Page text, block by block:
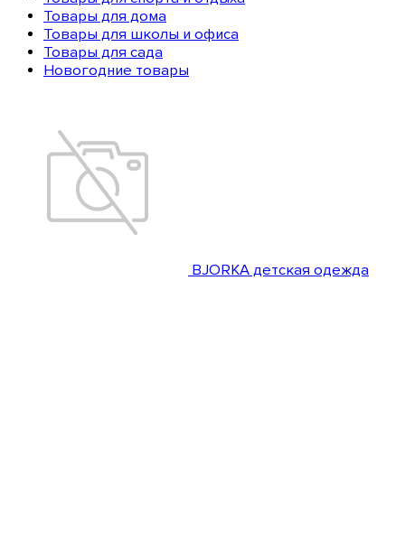
Товары для дома
Товары для школы и офиса
Товары для сада
Новогодние товары
BJORKA детская одежда